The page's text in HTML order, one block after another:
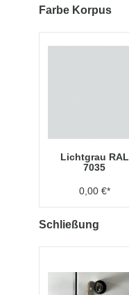
Farbe Korpus
Lichtgrau RAL
7035
0,00 €*
Schließung